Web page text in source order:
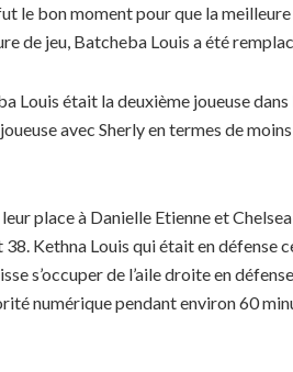
bon moment pour que la meilleure
de jeu, Batcheba Louis a été
Louis était la deuxième joueuse
avec Sherly en termes de
place à Danielle Etienne et
Kethna Louis qui était en défense
s’occuper de l’aile droite en
numérique pendant environ 60